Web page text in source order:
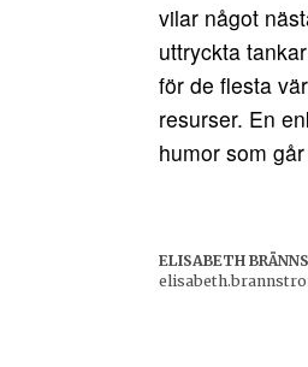
vilar något
uttryckta
för de flesta
resurser. En
humor som
ELISABETH